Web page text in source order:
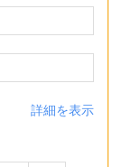
詳細を表示